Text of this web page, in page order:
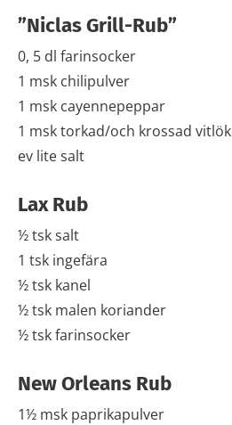
”Niclas Grill-Rub”
0, 5 dl farinsocker
1 msk chilipulver
1 msk cayennepeppar
1 msk torkad/och krossad vitlök
ev lite salt
Lax Rub
½ tsk salt
1 tsk ingefära
½ tsk kanel
½ tsk malen koriander
½ tsk farinsocker
New Orleans Rub
1½ msk paprikapulver